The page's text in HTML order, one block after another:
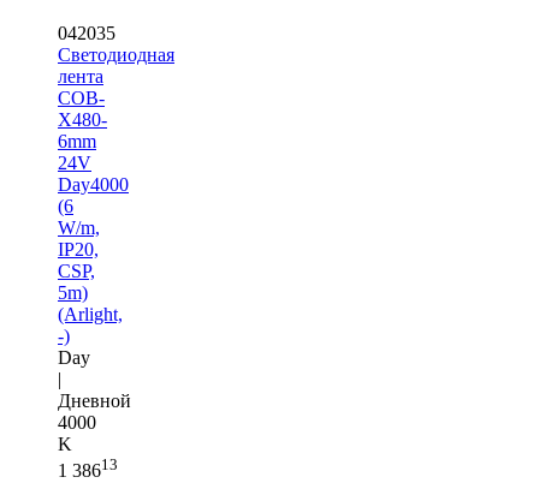
042035
Светодиодная
лента
COB-
X480-
6mm
24V
Day4000
(6
W/m,
IP20,
CSP,
5m)
(Arlight,
-)
Day
|
Дневной
4000
K
1 38613